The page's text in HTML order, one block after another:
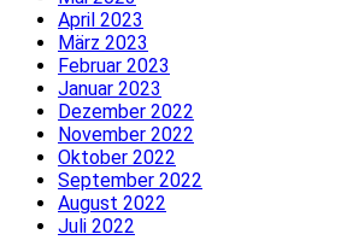
April 2023
März 2023
Februar 2023
Januar 2023
Dezember 2022
November 2022
Oktober 2022
September 2022
August 2022
Juli 2022